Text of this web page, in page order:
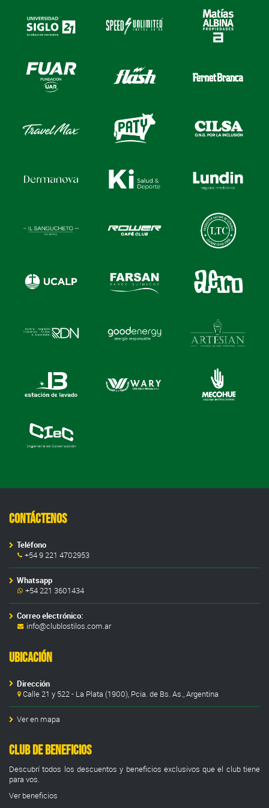
Contáctenos
Teléfono
+54 9 221 4702953
Whatsapp
+54 221 3601434
Correo electrónico:
info@clublostilos.com.ar
Ubicación
Dirección
Calle 21 y 522 - La Plata (1900), Pcia. de Bs. As., Argentina
Ver en mapa
Club de Beneficios
Descubrí todos los descuentos y beneficios exclusivos que el club tiene
para vos.
Ver beneficios